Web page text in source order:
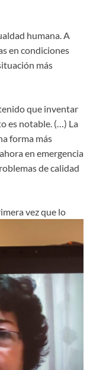
humana. A
en condiciones
más
que inventar
es notable. (…) La
forma más
en emergencia
de calidad
vez que lo